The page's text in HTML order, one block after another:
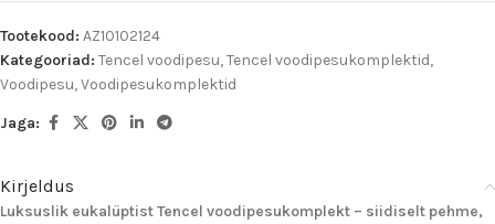
Tootekood: AZ10102124
Kategooriad: Tencel voodipesu,Tencel voodipesukomplektid,
Voodipesu,Voodipesukomplektid
Jaga:
Kirjeldus
Luksuslik eukalüptist Tencel voodipesukomplekt – siidiselt pehme,